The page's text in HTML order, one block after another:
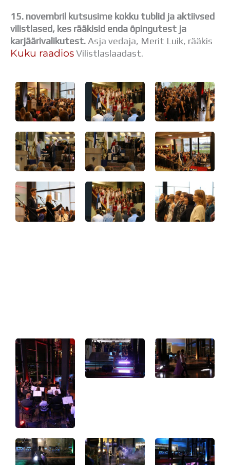
15. novembril kutsusime kokku tublid ja aktiivsed
vilistlased, kes rääkisid enda õpingutest ja
karjäärivalikutest.Asja vedaja, Merit Luik, rääkis
Kuku raadiosVilistlaslaadast.